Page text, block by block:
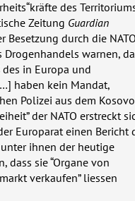
des
Zeitung Guardian
Besetzung durch die NATO
warnen,
des in Europa und
haben kein Mandat,
Polizei aus dem
der NATO erstreckt
Europarat einen Bericht
unter ihnen der heutige
dass sie “Organe von
verkaufen” liessen